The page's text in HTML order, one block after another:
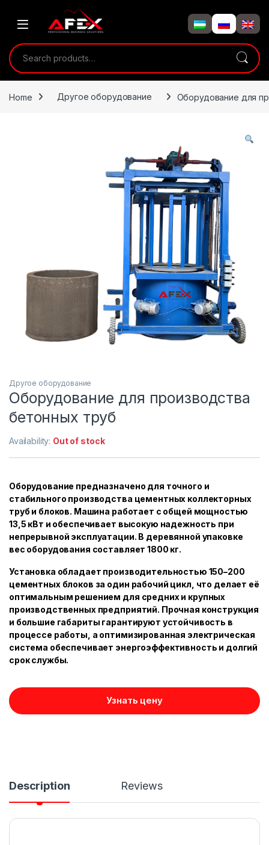
Search for:
Home Другое оборудование Оборудование для
Другое оборудование
Оборудование для производства
бетонных труб
Availability: Out of stock
Оборудование предназначено для точного и
стабильного производства цементных коллекторных
труб и блоков. Машина работает с общей мощностью
13,5 кВт и обеспечивает высокую надежность при
непрерывной эксплуатации. В деревянной упаковке
вес оборудования составляет 1800 кг.
Установка обладает производительностью 150–200
цементных блоков за один рабочий цикл, что делает её
оптимальным решением для средних и крупных
производственных предприятий. Прочная конструкция
и большие габариты гарантируют устойчивость в
процессе работы, а оптимизированная электрическая
система обеспечивает энергоэффективность и долгий
срок службы.
Узнать цену
Description Reviews